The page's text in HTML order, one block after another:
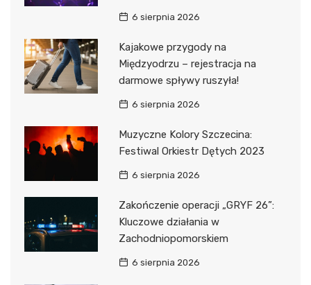
6 sierpnia 2026
Kajakowe przygody na
Międzyodrzu – rejestracja na
darmowe spływy ruszyła!
6 sierpnia 2026
Muzyczne Kolory Szczecina:
Festiwal Orkiestr Dętych 2023
6 sierpnia 2026
Zakończenie operacji „GRYF 26”:
Kluczowe działania w
Zachodniopomorskiem
6 sierpnia 2026